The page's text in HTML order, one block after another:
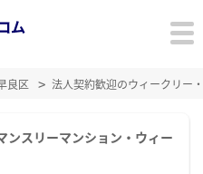
良区 法人契約歓迎のウィークリー
ンスリーマンション・ウィー